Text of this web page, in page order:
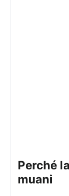
perché la juve insiste con kolo
muani